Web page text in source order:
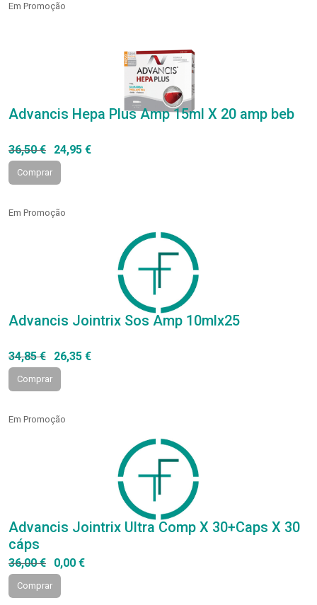
Em Promoção
Advancis Hepa Plus Amp 15ml X 20 amp beb
36,50 € 24,95 €
Comprar
Em Promoção
Advancis Jointrix Sos Amp 10mlx25
34,85 € 26,35 €
Comprar
Em Promoção
Advancis Jointrix Ultra Comp X 30+Caps X 30
cáps
36,00 € 0,00 €
Comprar